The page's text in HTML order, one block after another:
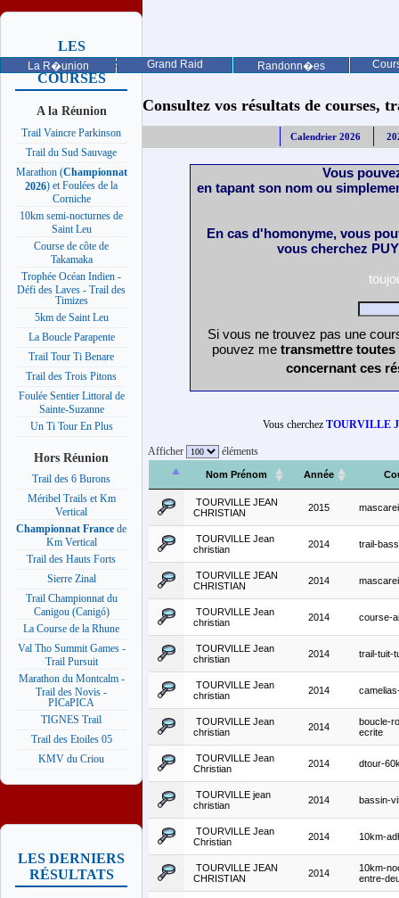
La R�union Grand Raid Randonn�es
LES
PROCHAINES
COURSES
A la Réunion
Trail Vaincre Parkinson
Trail du Sud Sauvage
Marathon (Championnat
2026) et Foulées de la
Corniche
10km semi-nocturnes de
Saint Leu
Course de côte de
Takamaka
Trophée Océan Indien -
Défi des Laves - Trail des
Timizes
5km de Saint Leu
La Boucle Parapente
Trail Tour Ti Benare
Trail des Trois Pitons
Foulée Sentier Littoral de
Sainte-Suzanne
Un Ti Tour En Plus
Hors Réunion
Trail des 6 Burons
Méribel Trails et Km
Vertical
Championnat France de
Km Vertical
Trail des Hauts Forts
Sierre Zinal
Trail Championnat du
Canigou (Canigó)
La Course de la Rhune
Val Tho Summit Games -
Trail Pursuit
Marathon du Montcalm -
Trail des Novis -
PICaPICA
TIGNES Trail
Trail des Etoiles 05
KMV du Criou
LES DERNIERS
RÉSULTATS
Consultez vos résultats de courses,
Calendrier 2026
Vous
en tapant son nom ou
En cas d'homonyme, vous
vous cherchez
Si vous ne trouvez pas une
pouvez me transmettre
concernant ces
Vous cherchez TOURVILLE
Afficher éléments
Nom Prénom Année
TOURVILLE JEAN
CHRISTIAN
2015
TOURVILLE Jean
christian
2014 trail-
TOURVILLE JEAN
CHRISTIAN
2014
TOURVILLE Jean
christian
2014 course-
TOURVILLE Jean
christian
2014 trail-tuit-
TOURVILLE Jean
christian
2014
TOURVILLE Jean
christian
2014
boucle-
ecrite
TOURVILLE Jean
Christian
2014 dtour-
TOURVILLE jean
christian
2014 bassin-
TOURVILLE Jean
Christian
2014 10km-
TOURVILLE JEAN
CHRISTIAN
2014
10km-
entre-